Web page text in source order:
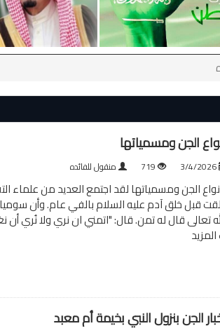
الجن ومسمياتها
3/4/2026
719 منقول للفائده
الجن ومسمياتها لقد اجتمع العديد من علماء
قبل خلق آدم عليه السلام بالفي عام. وأن
تعالى قال له تمن. قال: "اتمني ان نري ولا نُري
المزيد
الجن بنزول النبي بخيمة أم معبد